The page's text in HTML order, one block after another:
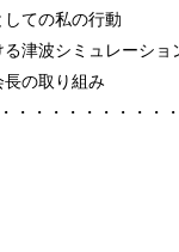
ての私の行動
波シミュレーショ
の取り組み
・・・・・・・・